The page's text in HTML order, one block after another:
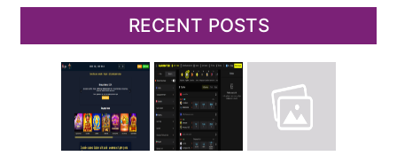
RECENT POSTS